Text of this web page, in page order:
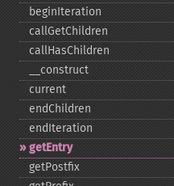
beginIteration
callGetChildren
callHasChildren
_​_​construct
current
endChildren
endIteration
getEntry
getPostfix